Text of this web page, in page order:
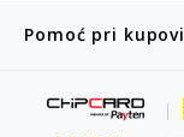
Pomoć pri